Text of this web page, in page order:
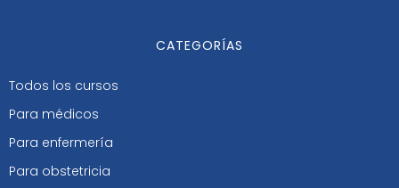
CATEGORÍAS
Todos los cursos
Para médicos
Para enfermería
Para obstetricia